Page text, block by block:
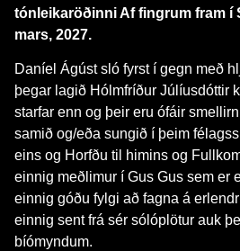
tónleikaröðinni Af fingrum fram í
mars, 2027.
Daníel Ágúst sló fyrst í gegn með
þegar lagið Hólmfríður Júlíusdóttir
starfar enn og þeir eru ófáir
samið og/eða sungið í þeim
eins og Horfðu til himins og
einnig meðlimur í Gus Gus sem er
einnig góðu fylgi að fagna á
einnig sent frá sér sólóplötur auk
bíómyndum.